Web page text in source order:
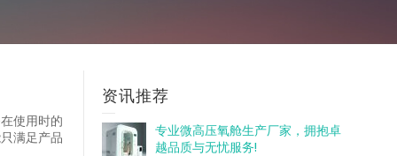
使用时的
满足产品
资讯推荐
专业微高压氧舱生产厂家，拥抱卓
越品质与无忧服务!